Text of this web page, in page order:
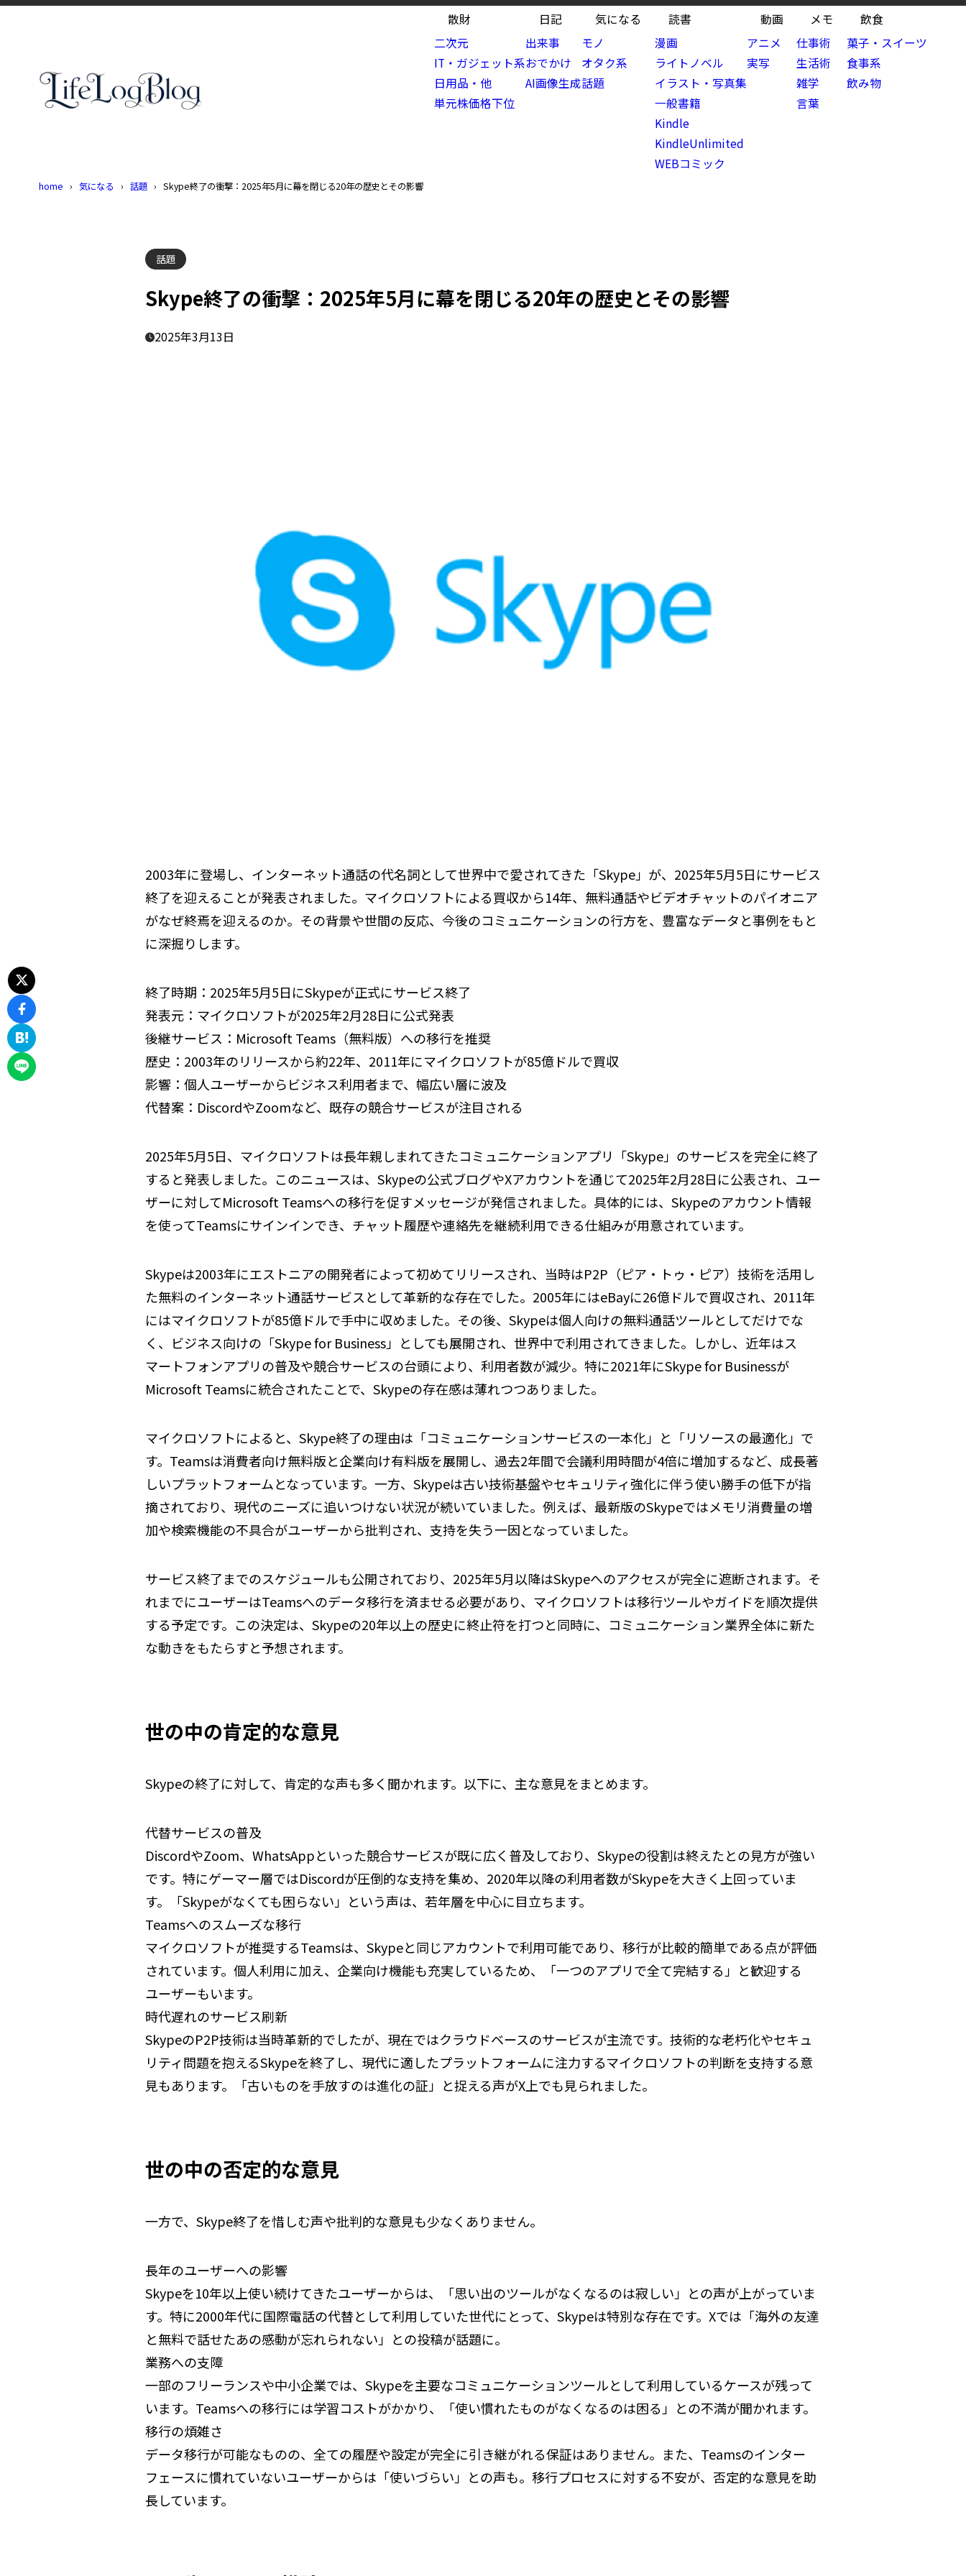
散財
二次元
IT・ガジェット系
日用品・他
単元株価格下位
日記
出来事
おでかけ
AI画像生成
気になる
モノ
オタク系
話題
読書
漫画
ライトノベル
イラスト・写真集
一般書籍
Kindle
KindleUnlimited
WEBコミック
動画
アニメ
実写
メモ
仕事術
生活術
雑学
言葉
飲食
菓子・スイーツ
食事系
飲み物
home 気になる 話題 Skype終了の衝撃：2025年5月に幕を閉じる20年の歴史とその影響
話題
Skype終了の衝撃：2025年5月に幕を閉じる20年の歴史とその影響
2025年3月13日
2003年に登場し、インターネット通話の代名詞として世界中で愛されてきた「Skype」が、2025年5月5日にサービス
終了を迎えることが発表されました。マイクロソフトによる買収から14年、無料通話やビデオチャットのパイオニア
がなぜ終焉を迎えるのか。その背景や世間の反応、今後のコミュニケーションの行方を、豊富なデータと事例をもと
に深掘りします。
終了時期：2025年5月5日にSkypeが正式にサービス終了
発表元：マイクロソフトが2025年2月28日に公式発表
後継サービス：Microsoft Teams（無料版）への移行を推奨
歴史：2003年のリリースから約22年、2011年にマイクロソフトが85億ドルで買収
影響：個人ユーザーからビジネス利用者まで、幅広い層に波及
代替案：DiscordやZoomなど、既存の競合サービスが注目される
2025年5月5日、マイクロソフトは長年親しまれてきたコミュニケーションアプリ「Skype」のサービスを完全に終了
すると発表しました。このニュースは、Skypeの公式ブログやXアカウントを通じて2025年2月28日に公表され、ユー
ザーに対してMicrosoft Teamsへの移行を促すメッセージが発信されました。具体的には、Skypeのアカウント情報
を使ってTeamsにサインインでき、チャット履歴や連絡先を継続利用できる仕組みが用意されています。
Skypeは2003年にエストニアの開発者によって初めてリリースされ、当時はP2P（ピア・トゥ・ピア）技術を活用し
た無料のインターネット通話サービスとして革新的な存在でした。2005年にはeBayに26億ドルで買収され、2011年
にはマイクロソフトが85億ドルで手中に収めました。その後、Skypeは個人向けの無料通話ツールとしてだけでな
く、ビジネス向けの「Skype for Business」としても展開され、世界中で利用されてきました。しかし、近年はス
マートフォンアプリの普及や競合サービスの台頭により、利用者数が減少。特に2021年にSkype for Businessが
Microsoft Teamsに統合されたことで、Skypeの存在感は薄れつつありました。
マイクロソフトによると、Skype終了の理由は「コミュニケーションサービスの一本化」と「リソースの最適化」で
す。Teamsは消費者向け無料版と企業向け有料版を展開し、過去2年間で会議利用時間が4倍に増加するなど、成長著
しいプラットフォームとなっています。一方、Skypeは古い技術基盤やセキュリティ強化に伴う使い勝手の低下が指
摘されており、現代のニーズに追いつけない状況が続いていました。例えば、最新版のSkypeではメモリ消費量の増
加や検索機能の不具合がユーザーから批判され、支持を失う一因となっていました。
サービス終了までのスケジュールも公開されており、2025年5月以降はSkypeへのアクセスが完全に遮断されます。そ
れまでにユーザーはTeamsへのデータ移行を済ませる必要があり、マイクロソフトは移行ツールやガイドを順次提供
する予定です。この決定は、Skypeの20年以上の歴史に終止符を打つと同時に、コミュニケーション業界全体に新た
な動きをもたらすと予想されます。
世の中の肯定的な意見
Skypeの終了に対して、肯定的な声も多く聞かれます。以下に、主な意見をまとめます。
代替サービスの普及
DiscordやZoom、WhatsAppといった競合サービスが既に広く普及しており、Skypeの役割は終えたとの見方が強い
です。特にゲーマー層ではDiscordが圧倒的な支持を集め、2020年以降の利用者数がSkypeを大きく上回っていま
す。「Skypeがなくても困らない」という声は、若年層を中心に目立ちます。
Teamsへのスムーズな移行
マイクロソフトが推奨するTeamsは、Skypeと同じアカウントで利用可能であり、移行が比較的簡単である点が評価
されています。個人利用に加え、企業向け機能も充実しているため、「一つのアプリで全て完結する」と歓迎する
ユーザーもいます。
時代遅れのサービス刷新
SkypeのP2P技術は当時革新的でしたが、現在ではクラウドベースのサービスが主流です。技術的な老朽化やセキュ
リティ問題を抱えるSkypeを終了し、現代に適したプラットフォームに注力するマイクロソフトの判断を支持する意
見もあります。「古いものを手放すのは進化の証」と捉える声がX上でも見られました。
世の中の否定的な意見
一方で、Skype終了を惜しむ声や批判的な意見も少なくありません。
長年のユーザーへの影響
Skypeを10年以上使い続けてきたユーザーからは、「思い出のツールがなくなるのは寂しい」との声が上がっていま
す。特に2000年代に国際電話の代替として利用していた世代にとって、Skypeは特別な存在です。Xでは「海外の友達
と無料で話せたあの感動が忘れられない」との投稿が話題に。
業務への支障
一部のフリーランスや中小企業では、Skypeを主要なコミュニケーションツールとして利用しているケースが残って
います。Teamsへの移行には学習コストがかかり、「使い慣れたものがなくなるのは困る」との不満が聞かれます。
移行の煩雑さ
データ移行が可能なものの、全ての履歴や設定が完全に引き継がれる保証はありません。また、Teamsのインター
フェースに慣れていないユーザーからは「使いづらい」との声も。移行プロセスに対する不安が、否定的な意見を助
長しています。